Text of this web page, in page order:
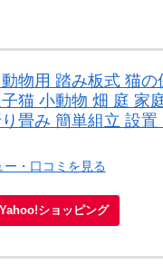
物用 踏み板式 猫
猫 小動物 畑 庭 家
畳み 簡単組立 設置
・口コミを見る
Yahoo!ショッピング